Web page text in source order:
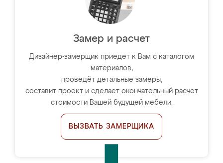
Замер и расчет
Дизайнер-замерщик приедет к Вам с каталогом
материалов,
проведёт детальные замеры,
составит проект и сделает окончательный расчёт
стоимости Вашей будущей мебели.
ВЫЗВАТЬ ЗАМЕРЩИКА